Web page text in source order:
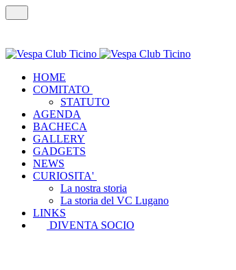
HOME
COMITATO
STATUTO
AGENDA
BACHECA
GALLERY
GADGETS
NEWS
CURIOSITA'
La nostra storia
La storia del VC Lugano
LINKS
DIVENTA SOCIO